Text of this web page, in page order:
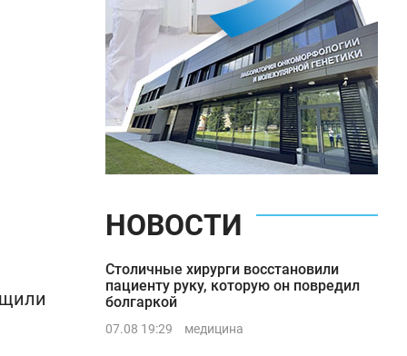
НОВОСТИ
Столичные хирурги восстановили
пациенту руку, которую он повредил
болгаркой
07.08 19:29 медицина